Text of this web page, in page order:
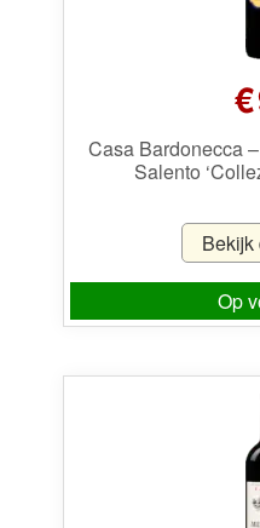
€
Casa Bardonecca
Salento
Bekijk
Op